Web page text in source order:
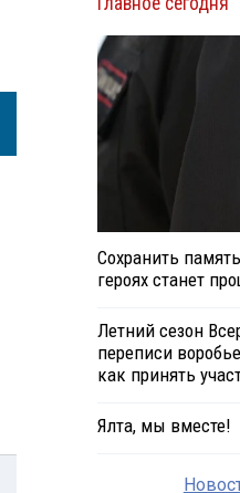
Сохранить
героях станет
Летний сезон
переписи
как принять
Ялта, мы вместе!